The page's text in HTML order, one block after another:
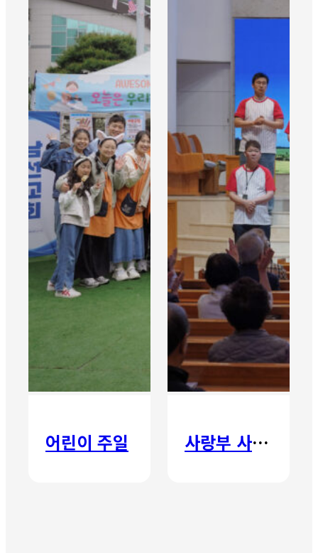
어린이 주일 사랑부 사랑주일